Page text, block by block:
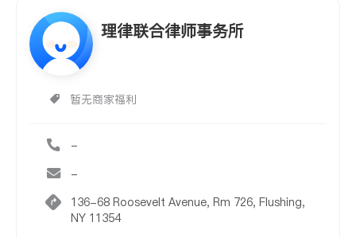
理律联合律师事务所
暂无商家福利
-
-
136-68 Roosevelt Avenue, Rm 726, Flushing,
NY 11354